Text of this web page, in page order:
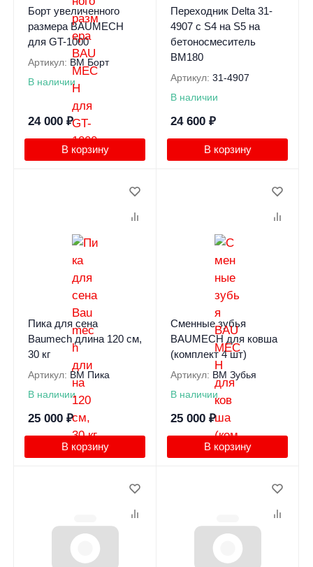
Борт увеличенного
размера BAUMECH
для GT-1000
Артикул: BM Борт
В наличии
24 000 ₽
В корзину
Переходник Delta 31-
4907 с S4 на S5 на
бетоносмеситель
BM180
Артикул: 31-4907
В наличии
24 600 ₽
В корзину
Пика для сена
Baumech длина 120 см,
30 кг
Артикул: BM Пика
В наличии
25 000 ₽
В корзину
Сменные зубья
BAUMECH для ковша
(комплект 4 шт)
Артикул: BM Зубья
В наличии
25 000 ₽
В корзину